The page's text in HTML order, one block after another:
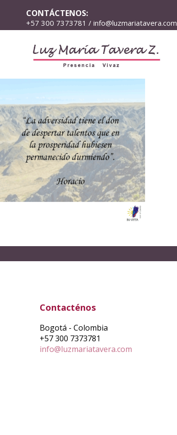
CONTÁCTENOS:
+57 300 7373781 / info@luzmariatavera.com
Contacténos
Bogotá - Colombia
+57 300 7373781
info@luzmariatavera.com